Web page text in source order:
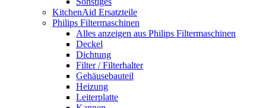
KitchenAid Ersatzteile
Philips Filtermaschinen
Alles anzeigen aus Philips Filtermaschinen
Deckel
Dichtung
Filter / Filterhalter
Gehäusebauteil
Heizung
Leiterplatte